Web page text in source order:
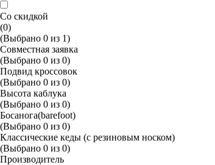
Со скидкой
(0)
(Выбрано 0 из 1)
Совместная заявка
(Выбрано 0 из 0)
Подвид кроссовок
(Выбрано 0 из 0)
Высота каблука
(Выбрано 0 из 0)
Босанога(barefoot)
(Выбрано 0 из 0)
Классические кеды (с резиновым носком)
(Выбрано 0 из 0)
Производитель